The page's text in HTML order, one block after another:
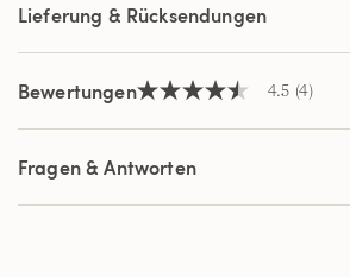
Lieferung & Rücksendungen
Bewertungen4.5
5
Sternen,
Durchschnittswert
Bewertung.
4.5 (4)
Fragen & Antworten